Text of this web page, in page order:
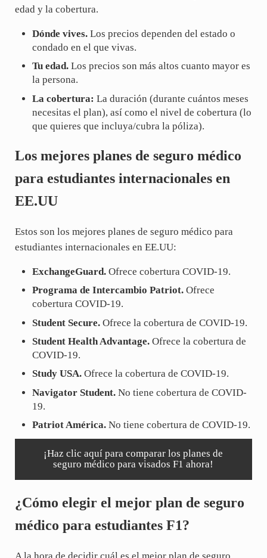
edad y la cobertura.
Dónde vives. Los precios dependen del estado o
condado en el que vivas.
Tu edad.Los precios son más altos cuanto mayor es
la persona.
La cobertura:La duración (durante cuántos meses
necesitas el plan), así como el nivel de cobertura (lo
que quieres que incluya/cubra la póliza).
Los mejores planes de seguro médico
para estudiantes internacionales en
EE.UU
Estos son los mejores planes de seguro médico para
estudiantes internacionales en EE.UU:
ExchangeGuard. Ofrece cobertura COVID-19.
Programa de Intercambio Patriot.Ofrece
cobertura COVID-19.
Student Secure.Ofrece la cobertura de COVID-19.
Student Health Advantage.Ofrece la cobertura de
COVID-19.
Study USA.Ofrece la cobertura de COVID-19.
Navigator Student.No tiene cobertura de COVID-
19.
Patriot América. No tiene cobertura de COVID-19.
¡Haz clic aquí para comparar los planes de
seguro médico para visados F1 ahora!
¿Cómo elegir el mejor plan de seguro
médico para estudiantes F1?